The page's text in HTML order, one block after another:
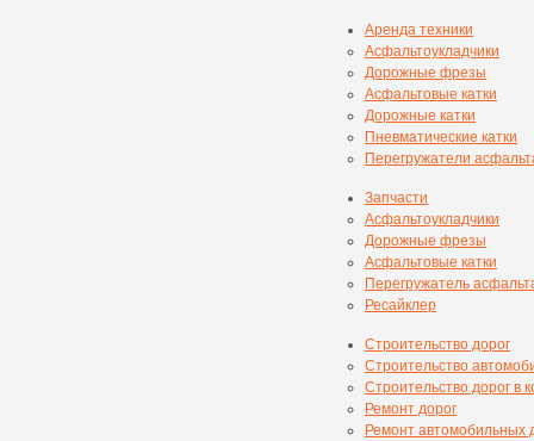
Аренда техники
Асфальтоукладчики
Дорожные фрезы
Асфальтовые катки
Дорожные катки
Пневматические катки
Перегружатели
Запчасти
Асфальтоукладчики
Дорожные фрезы
Асфальтовые катки
Перегружатель
Ресайклер
Строительство дорог
Строительство
Строительство дорог в
Ремонт дорог
Ремонт автомобильных